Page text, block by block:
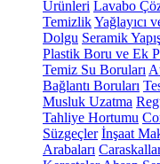
Ürünleri Lavabo
TemizlikYağlayıcı
Dolgu Seramik
Plastik Boru ve Ek
Temiz Su Boruları
Bağlantı Boruları
Musluk Uzatma
Tahliye Hortumu
Süzgeçler İnşaat
Arabaları